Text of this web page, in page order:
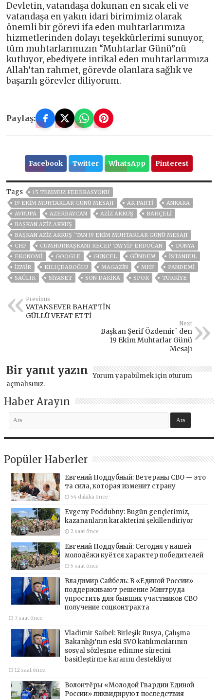
Devletin, vatandaşa dokunan en sıcak eli ve
vatandaşa en yakın idari birimimiz olarak
önemli bir görevi ifa eden muhtarlarımıza
hizmetlerinden dolayı teşekkürlerimi sunuyor,
tüm muhtarlarımızın “Muhtarlar Günü”nü
kutluyor, ebediyete intikal eden muhtarlarımıza
Allah’tan rahmet, görevde olanlara sağlık ve
başarılı görevler diliyorum.
Paylaş:
Facebook Twitter WhatsApp Pinterest
Tags
15 TEMMUZ FEDERASYONU
19 EKIM MUHTARLAR GÜNÜ MESAJI
AK PARTİ
ANKARA
AVRUPA
AZERBAYCAN AZİZ AKKUŞ
BAHÇELİ
BAŞKAN AZİZ AKKUŞ
BAŞKAN AZIZ AKKUŞ `TAN 19 EKIM MUHTARLAR GÜNÜ MESAJI
CHP
CUMHURBAŞKANI RECEP TAYYIP ERDOĞAN
DÜNYA
EKONOMİ
GOOGLE GÜNCEL GÜNDEM
ISTANBUL
İZMIR
KILIÇDAROĞLU MAGAZİN MHP
PANDEMİ
SAĞLIK
SİYASET SON DAKIKA SPOR TÜRKİYE
Previous
VATANSEVER BAHATTİN
GÜLLÜ VEFAT ETTİ
Next
Başkan Şerif Özdemir` den
19 Ekim Muhtarlar Günü
Mesajı
Bir yanıt yazın Yorum yapabilmek için oturum
açmalısınız.
Haber Arayın
Popüler Haberler
Евгений Поддубный: Ветераны СВО — это
та сила, которая изменит страну
54 dakika önce
Evgeny Poddubny: Bugün gençlerimiz,
kazananların karakterini şekillendiriyor
2 saat önce
Евгений Поддубный: Сегодня у нашей
молодёжи куётся характер победителей
5 saat önce
Владимир Сайбель: В «Единой России»
поддерживают решение Минтруда
упростить для бывших участников СВО
получение соцконтракта
7 saat önce
Vladimir Saibel: Birleşik Rusya, Çalışma
Bakanlığı’nın eski SVO katılımcılarının
sosyal sözleşme edinme sürecini
basitleştirme kararını destekliyor
12 saat önce
Волонтёры «Молодой Гвардии Единой
России» ликвидируют последствия